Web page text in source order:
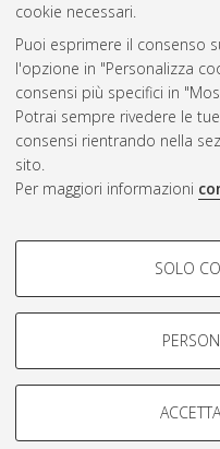
cookie necessari.
Puoi esprimere il consenso
l'opzione in "Personalizza
consensi più specifici in
Potrai sempre rivedere le
consensi rientrando nella
sito.
Per maggiori informazioni
COOKIE DI
Si tratta di cookie utilizzati
navigazione degli utenti,
Mostra cookie di
COOKIE TECNICI -
SOLO
Atom
Rss 1.0
Rss 2.0
AMS Laurea
Impostazioni Cookie
Informativa sulla privacy
Condizioni d’uso del sito